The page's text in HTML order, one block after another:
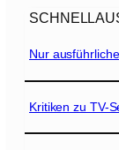
:
e
g
d
Nur
Kritiken zu TV-